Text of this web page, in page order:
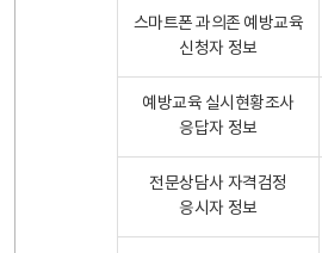
스마트폰 과의존 예방교육
신청자 정보
예방교육 실시현황조사
응답자 정보
전문상담사 자격검정
응시자 정보